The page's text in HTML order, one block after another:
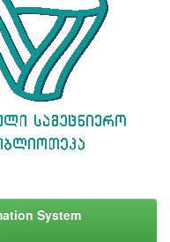
System